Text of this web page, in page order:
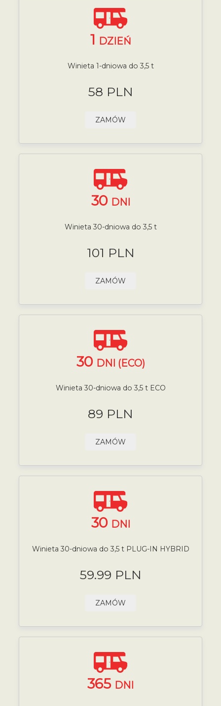
1 DZIEŃ
Winieta 1-dniowa do 3,5 t
58 PLN
ZAMÓW
30 DNI
Winieta 30-dniowa do 3,5 t
101 PLN
ZAMÓW
30 DNI (ECO)
Winieta 30-dniowa do 3,5 t ECO
89 PLN
ZAMÓW
30 DNI
Winieta 30-dniowa do 3,5 t PLUG-IN HYBRID
59.99 PLN
ZAMÓW
365 DNI